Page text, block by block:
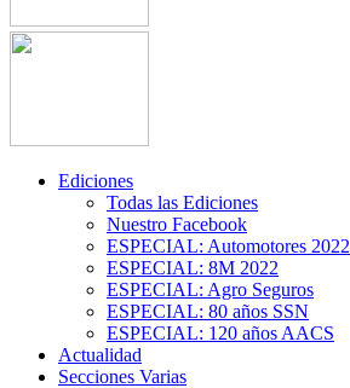
Ediciones
Todas las Ediciones
Nuestro Facebook
ESPECIAL: Automotores 2022
ESPECIAL: 8M 2022
ESPECIAL: Agro Seguros
ESPECIAL: 80 años SSN
ESPECIAL: 120 años AACS
Actualidad
Secciones Varias